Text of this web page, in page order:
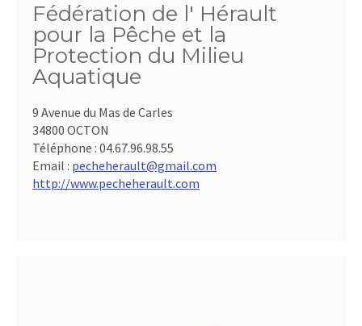
Fédération de l' Hérault
pour la Pêche et la
Protection du Milieu
Aquatique
9 Avenue du Mas de Carles
34800 OCTON
Téléphone : 04.67.96.98.55
Email : pecheherault@gmail.com
http://www.pecheherault.com